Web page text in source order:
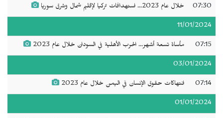
07:30 خلال عام 2023... استهدافات تركيا لإقليم شمال وشرق سوريا
11/01/2024
07:15 مأساة تسعة أشهر... الحرب الأهلية في السودان خلال عام 2023
03/01/2024
07:14 انتهاكات حقوق الإنسان في اليمن خلال عام 2023
01/01/2024